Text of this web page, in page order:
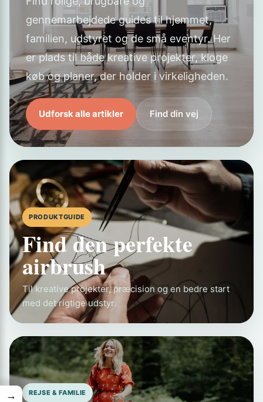
gennemarbejdede guides til hjemmet,
familien, udstyret og de små eventyr. Her
er plads til både kreative projekter, kloge
køb og planer, der holder i virkeligheden.
Udforsk alle artikler Find din vej
PRODUKTGUIDE
Find den perfekte
airbrush
Til kreative projekter, præcision og en bedre start
med det rigtige udstyr.
REJSE & FAMILIE
→